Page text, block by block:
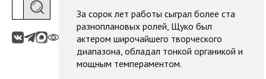
За сорок лет работы сыграл более ста
разноплановых ролей, Щуко был
актером широчайшего творческого
диапазона, обладал тонкой органикой и
мощным темпераментом.